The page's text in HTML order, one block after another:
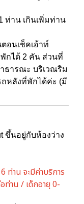
ท่าน เกินเพิ่มท่าน
อนเช็คเอ้าท์
กได้ 2 คัน ส่วนที่
ธารณะ บริเวณริม
หลังที่พักได้ค่ะ (มี
ขึ้นอยู่กับห้องว่าง
ท่าน จะมีค่าบริการ
ท่าน / เด็กอายุ 0-